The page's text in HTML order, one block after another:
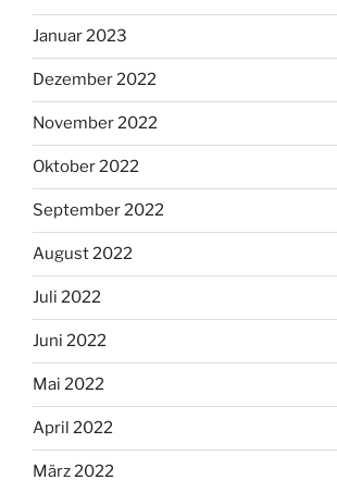
Januar 2023
Dezember 2022
November 2022
Oktober 2022
September 2022
August 2022
Juli 2022
Juni 2022
Mai 2022
April 2022
März 2022